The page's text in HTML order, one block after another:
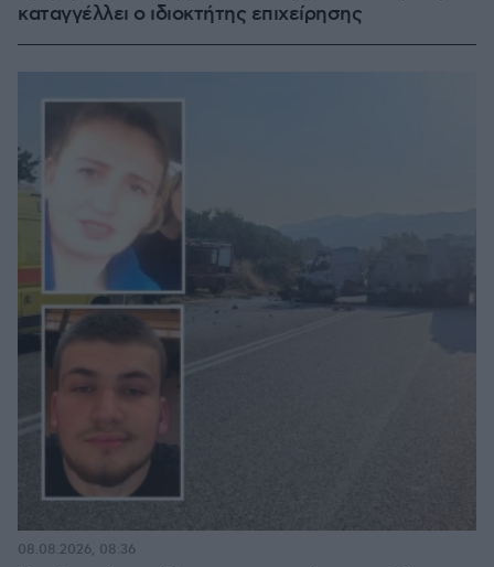
καταγγέλλει ο ιδιοκτήτης επιχείρησης
08.08.2026, 08:36